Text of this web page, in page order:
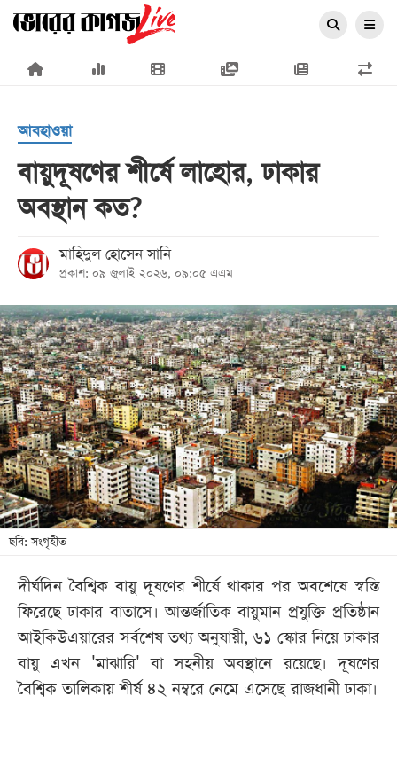
×
প্রচ্ছদ
জাতীয়
রাজনীতি
অর্থনীতি
আন্তর্জাতিক
সারাদেশ
খেলা
বিনোদন
লাইফ
স্টাইল
শিক্ষা
সব
বিভাগ
ছবি
আবহাওয়া
বায়ুদূষণের শীর্ষে লাহোর, ঢাকার
অবস্থান কত?
মাহিদুল হোসেন সানি
প্রকাশ: ০৯ জুলাই ২০২৬, ০৯:০৫ এএম
ছবি: সংগৃহীত
দীর্ঘদিন বৈশ্বিক বায়ু দূষণের শীর্ষে থাকার পর অবশেষে স্বস্তি
ফিরেছে ঢাকার বাতাসে। আন্তর্জাতিক বায়ুমান প্রযুক্তি প্রতিষ্ঠান
আইকিউএয়ারের সর্বশেষ তথ্য অনুযায়ী, ৬১ স্কোর নিয়ে ঢাকার
বায়ু এখন 'মাঝারি' বা সহনীয় অবস্থানে রয়েছে। দূষণের
বৈশ্বিক তালিকায় শীর্ষ ৪২ নম্বরে নেমে এসেছে রাজধানী ঢাকা।